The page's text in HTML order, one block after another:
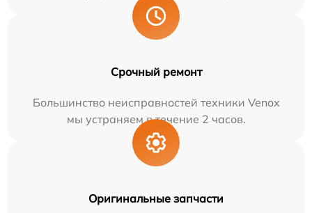
Срочный ремонт
Большинство неисправностей техники Venox
мы устраняем в течение 2 часов.
Оригинальные запчасти